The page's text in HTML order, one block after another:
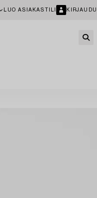
LUO ASIAKASTILI KIRJAUDU